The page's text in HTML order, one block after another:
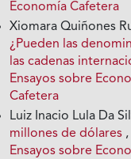
Economía Cafetera
Xiomara Quiñones
¿Pueden las
las cadenas
Ensayos sobre
Cafetera
Luiz Inacio Lula Da
millones de dólares ,
Ensayos sobre